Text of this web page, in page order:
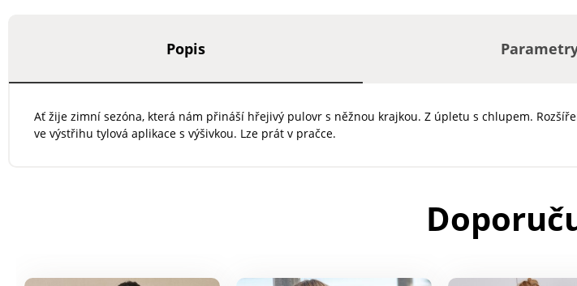
Popis
Ať žije zimní sezóna, která nám přináší hřejivý pulovr s něžnou krajkou. Z úpletu s chlupem.
ve výstřihu tylová aplikace s výšivkou. Lze prát v pračce.